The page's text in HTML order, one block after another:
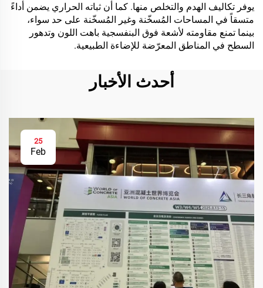
يوفر تكاليف الهدم والتخلص منها. كما أن ثباته الحراري يضمن أداءً
متسقاً في المساحات المُسخّنة وغير المُسخّنة على حد سواء،
بينما تمنع مقاومته لأشعة فوق البنفسجية باهت اللون وتدهور
السطح في المناطق المعرّضة للإضاءة الطبيعية.
أحدث الأخبار
25
Feb